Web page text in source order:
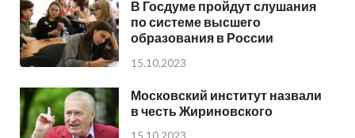
В Госдуме пройдут слушания
по системе высшего
образования в России
15.10.2023
Московский институт назвали
в честь Жириновского